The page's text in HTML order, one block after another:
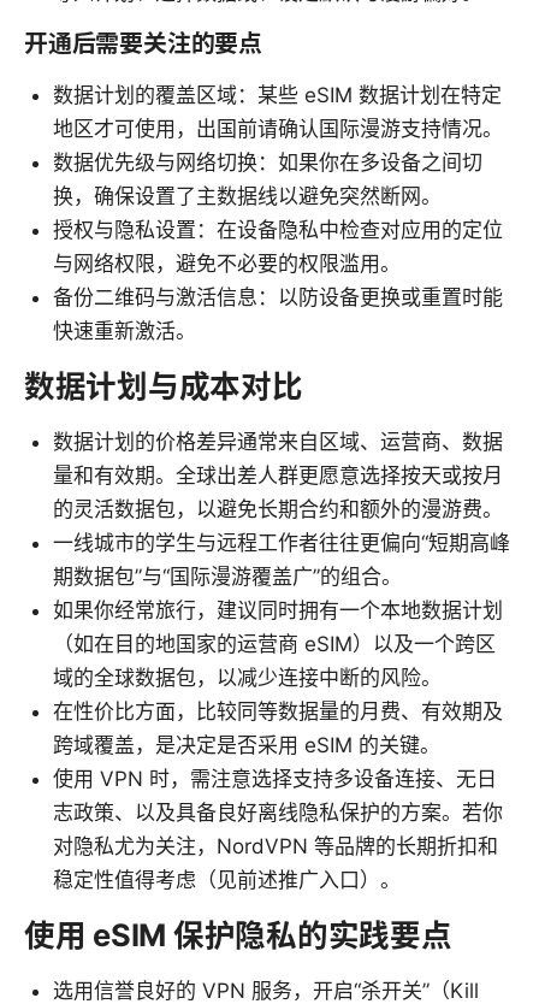
开通后需要关注的要点
数据计划的覆盖区域：某些 eSIM 数据计划在特定
地区才可使用，出国前请确认国际漫游支持情况。
数据优先级与网络切换：如果你在多设备之间切
换，确保设置了主数据线以避免突然断网。
授权与隐私设置：在设备隐私中检查对应用的定位
与网络权限，避免不必要的权限滥用。
备份二维码与激活信息：以防设备更换或重置时能
快速重新激活。
数据计划与成本对比
数据计划的价格差异通常来自区域、运营商、数据
量和有效期。全球出差人群更愿意选择按天或按月
的灵活数据包，以避免长期合约和额外的漫游费。
一线城市的学生与远程工作者往往更偏向“短期高峰
期数据包”与“国际漫游覆盖广”的组合。
如果你经常旅行，建议同时拥有一个本地数据计划
（如在目的地国家的运营商 eSIM）以及一个跨区
域的全球数据包，以减少连接中断的风险。
在性价比方面，比较同等数据量的月费、有效期及
跨域覆盖，是决定是否采用 eSIM 的关键。
使用 VPN 时，需注意选择支持多设备连接、无日
志政策、以及具备良好离线隐私保护的方案。若你
对隐私尤为关注，NordVPN 等品牌的长期折扣和
稳定性值得考虑（见前述推广入口）。
使用 eSIM 保护隐私的实践要点
选用信誉良好的 VPN 服务，开启“杀开关”（Kill